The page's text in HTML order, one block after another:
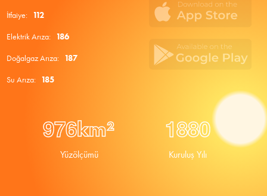
İtfaiye: 112
Elektrik Arıza: 186
Doğalgaz Arıza: 187
Su Arıza: 185
976km²
Yüzölçümü
1880
Kuruluş Yılı